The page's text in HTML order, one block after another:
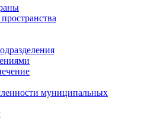
муниципальных